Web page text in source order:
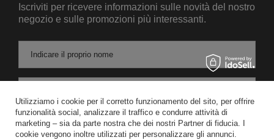
Iscriviti per ricevere informazioni sulle novità del nostro
negozio e sulle promozioni più interessanti.
Indicare il proprio nome
Acconsento al trattamento dei miei dati personali per le finalità e l'ambito di applicazione del servizio di Newsletter nel
Utilizziamo i cookie per il corretto funzionamento del sito, per offrire
funzionalità social, analizzare il traffico e condurre attività di
marketing – sia da parte nostra che dei nostri Partner di fiducia. I
cookie vengono inoltre utilizzati per personalizzare gli annunci.